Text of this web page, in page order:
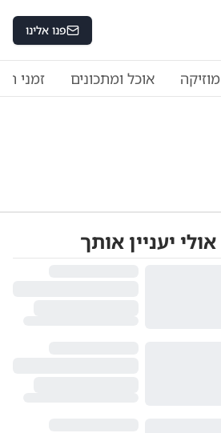
פנו אלינו
מוזיקה אוכל ומתכונים זמני
אולי יעניין אותך